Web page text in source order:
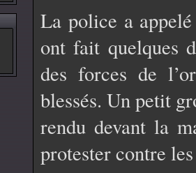
La police a
ont fait quelques
des forces de
blessés. Un petit
rendu devant la
protester contre